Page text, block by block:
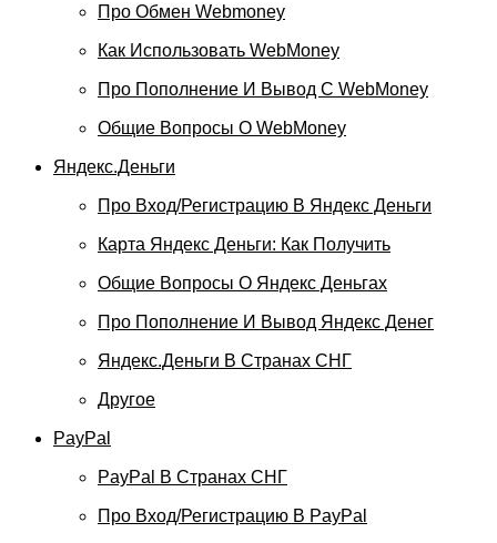
Про Обмен Webmoney
Как Использовать WebMoney
Про Пополнение И Вывод С WebMoney
Общие Вопросы О WebMoney
Яндекс.Деньги
Про Вход/регистрацию В Яндекс Деньги
Карта Яндекс Деньги: Как Получить
Общие Вопросы О Яндекс Деньгах
Про Пополнение И Вывод Яндекс Денег
Яндекс.Деньги В Странах СНГ
Другое
PayPal
PayPal В Странах СНГ
Про Вход/регистрацию В PayPal